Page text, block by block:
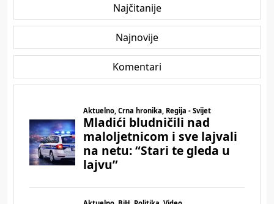
Najčitanije
Najnovije
Komentari